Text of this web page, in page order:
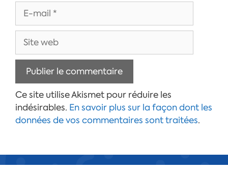
E-
mail
Site
web
Ce site utilise Akismet pour réduire les
indésirables. En savoir plus sur la façon dont les
données de vos commentaires sont traitées.